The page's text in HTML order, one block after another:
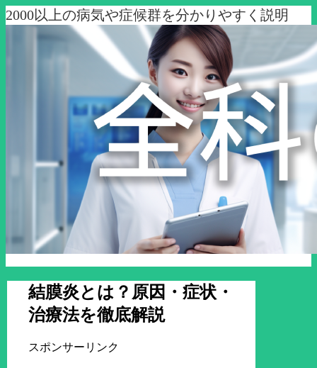
2000以上の病気や症候群を分かりやすく説明
結膜炎とは？原因・症状・
治療法を徹底解説
スポンサーリンク